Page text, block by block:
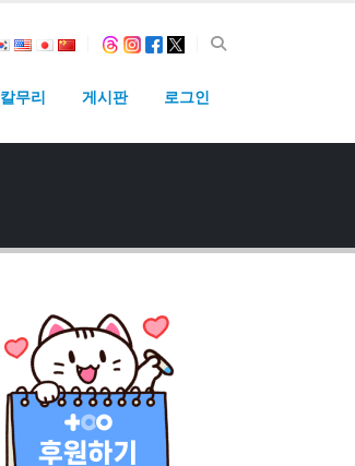
칼무리 게시판 로그인